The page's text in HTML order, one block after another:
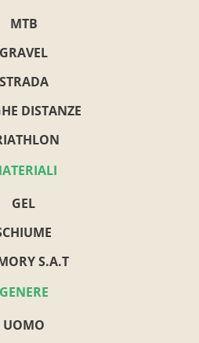
MTB
GRAVEL
STRADA
DISTANZE
GEL
S.A.T
GENERE
UOMO